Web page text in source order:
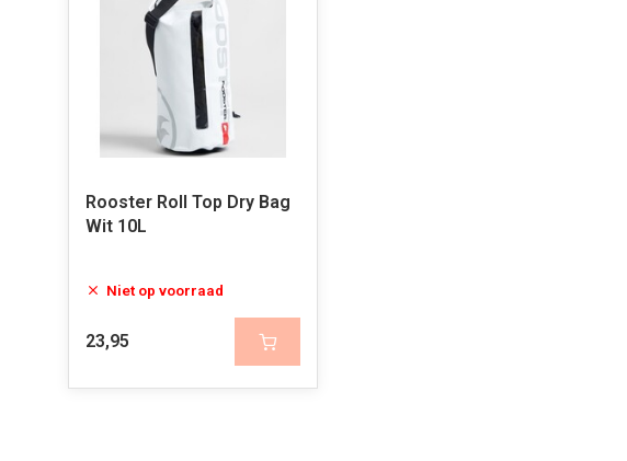
Rooster Roll Top Dry Bag
Wit 10L
Niet op voorraad
23,95